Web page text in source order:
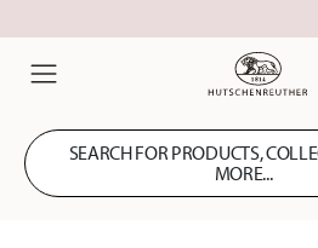
SEARCH FOR PRODUCTS,
MORE...